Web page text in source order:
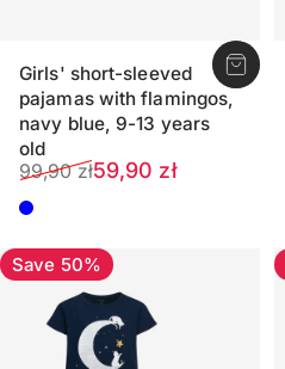
Girls' short-sleeved
pajamas with flamingos,
navy blue, 9-13 years
old
Sale price59,90 zł
Regular price
99,90 zł
Dark blue
Save 50%